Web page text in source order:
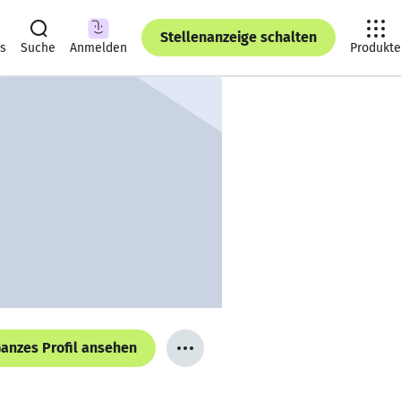
Suche Anmelden
Stellenanzeige schalten
Produkte
Profil ansehen